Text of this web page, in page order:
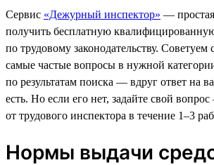
Сервис «Дежурный инспектор» —
получить бесплатную
по трудовому законодательству. Советуем
самые частые вопросы в нужной
по результатам поиска — вдруг ответ на
есть. Но если его нет, задайте свой
от трудового инспектора в течение 1–3
Нормы выдачи